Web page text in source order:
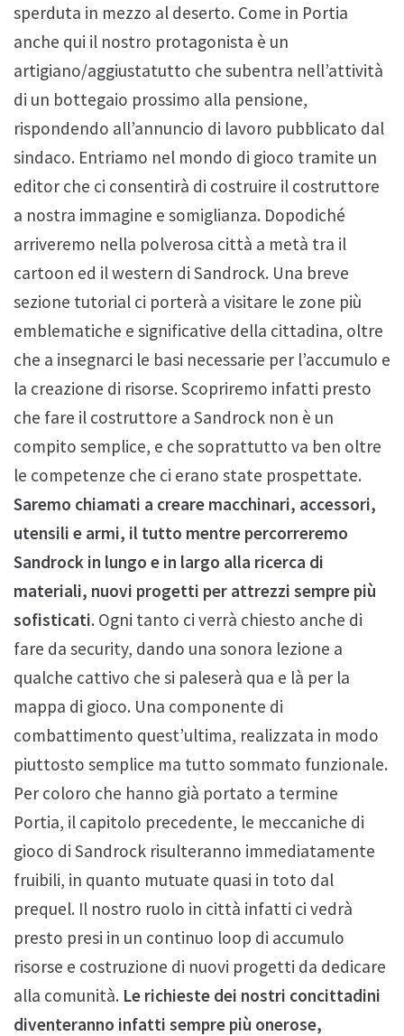
sperduta in mezzo al deserto. Come in Portia
anche qui il nostro protagonista è un
artigiano/aggiustatutto che subentra nell’attività
di un bottegaio prossimo alla pensione,
rispondendo all’annuncio di lavoro pubblicato dal
sindaco. Entriamo nel mondo di gioco tramite un
editor che ci consentirà di costruire il costruttore
a nostra immagine e somiglianza. Dopodiché
arriveremo nella polverosa città a metà tra il
cartoon ed il western di Sandrock. Una breve
sezione tutorial ci porterà a visitare le zone più
emblematiche e significative della cittadina, oltre
che a insegnarci le basi necessarie per l’accumulo e
la creazione di risorse. Scopriremo infatti presto
che fare il costruttore a Sandrock non è un
compito semplice, e che soprattutto va ben oltre
le competenze che ci erano state prospettate.
Saremo chiamati a creare macchinari, accessori,
utensili e armi, il tutto mentre percorreremo
Sandrock in lungo e in largo alla ricerca di
materiali, nuovi progetti per attrezzi sempre più
sofisticati. Ogni tanto ci verrà chiesto anche di
fare da security, dando una sonora lezione a
qualche cattivo che si paleserà qua e là per la
mappa di gioco. Una componente di
combattimento quest’ultima, realizzata in modo
piuttosto semplice ma tutto sommato funzionale.
Per coloro che hanno già portato a termine
Portia, il capitolo precedente, le meccaniche di
gioco di Sandrock risulteranno immediatamente
fruibili, in quanto mutuate quasi in toto dal
prequel. Il nostro ruolo in città infatti ci vedrà
presto presi in un continuo loop di accumulo
risorse e costruzione di nuovi progetti da dedicare
alla comunità. Le richieste dei nostri concittadini
diventeranno infatti sempre più onerose,